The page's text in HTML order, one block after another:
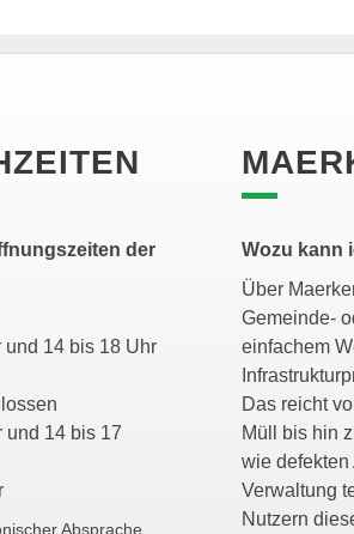
der
14 bis 18 Uhr
14 bis 17
Absprache
Wozu kann
Über
Gemeinde-
einfachem
Das reicht
Müll bis hin
wie
Verwaltung
Nutzern